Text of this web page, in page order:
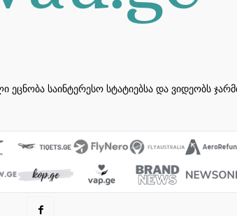
ეცნობა საინტერესო სტატიებსა და ვიდეობს